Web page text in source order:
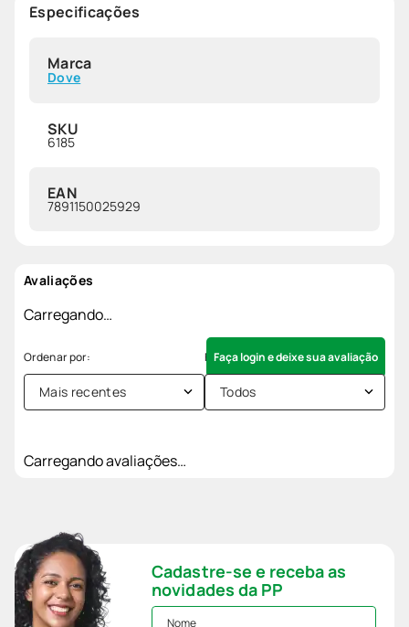
Especificações
Marca
Dove
SKU
6185
EAN
7891150025929
Avaliações
Carregando…
Faça login e deixe sua avaliação
Mais recentes Todos
Carregando avaliações…
Cadastre-se e receba as
novidades da PP